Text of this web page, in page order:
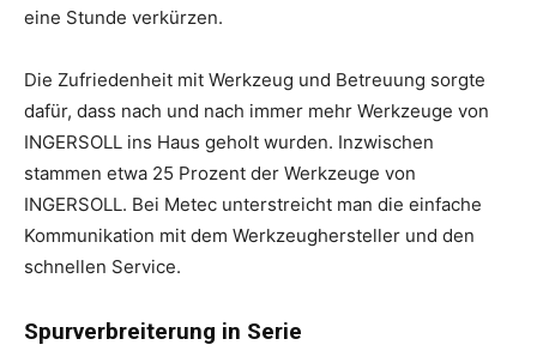
eine Stunde verkürzen.
Die Zufriedenheit mit Werkzeug und Betreuung sorgte
dafür, dass nach und nach immer mehr Werkzeuge von
INGERSOLL ins Haus geholt wurden. Inzwischen
stammen etwa 25 Prozent der Werkzeuge von
INGERSOLL. Bei Metec unterstreicht man die einfache
Kommunikation mit dem Werkzeughersteller und den
schnellen Service.
Spurverbreiterung in Serie